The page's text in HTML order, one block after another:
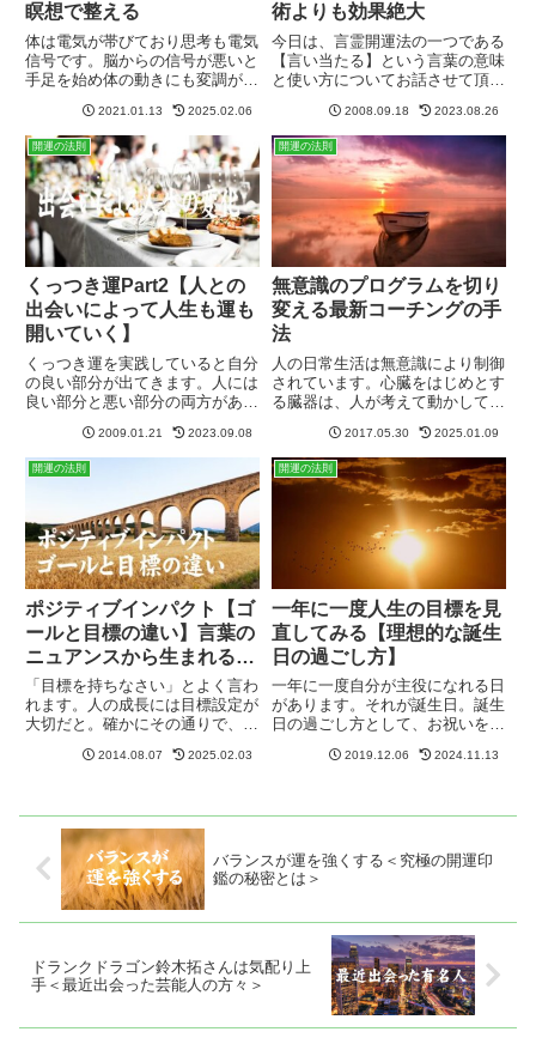
瞑想で整える
体は電気が帯びており思考も電気
信号です。脳からの信号が悪いと
手足を始め体の動きにも変調が現
ツをしていてもパフォーマンスに
悪影響が出てきます。病気やスラ
ンプの原因のネガティブ電気信号
で瞑想で消すことが出来ます。
2021.01.13 2025.02.06
術よりも効果絶大
今日は、言霊開運法の一つである
【言い当たる】という言葉の意味
と使い方についてお話させて頂き
で、話す一つ一つの音には、物事
を具現化する力が内在していま
す。それを応用した法則が【言い
当たる】という言葉であります。
2008.09.18 2023.08.26
開運の法則
くっつき運Part2【人との
出会いによって人生も運も
開いていく】
くっつき運を実践していると自分
の良い部分が出てきます。人には
良い部分と悪い部分の両方があり
よって引き出されます。自分自身
の本来の才能、埋もれていた関心
事、興味といったものが外的要因
によって引き出されます。
2009.01.21 2023.09.08
開運の法則
無意識のプログラムを切り
変える最新コーチングの手
法
人の日常生活は無意識により制御
されています。心臓をはじめとす
る臓器は、人が考えて動かしてい
にあります。また何気なく過ごし
ているようでもほとんどの言動も
無意識の状態で動いています。そ
の人の癖、というべきでしょう
2017.05.30 2025.01.09
開運の法則
ポジティブインパクト【ゴ
ールと目標の違い】言葉の
ニュアンスから生まれるも
の
「目標を持ちなさい」とよく言わ
れます。人の成長には目標設定が
大切だと。確かにその通りで、進
は、どこに行けばいいのか、何を
うから都合よくやってくる確立も
2014.08.07 2025.02.03
開運の法則
一年に一度人生の目標を見
直してみる【理想的な誕生
日の過ごし方】
一年に一度自分が主役になれる日
があります。それが誕生日。誕生
日の過ごし方として、お祝いをし
設けるといいでしょう。自分自身
めることも珍しくありません。
2019.12.06 2024.11.13
バランスが運を強くする＜究極の開運印
鑑の秘密とは＞
ドランクドラゴン鈴木拓さんは気配り上
手＜最近出会った芸能人の方々＞